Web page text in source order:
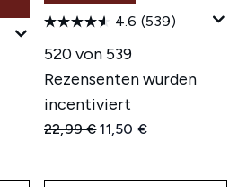
4.6 (539)
520 von 539
Rezensenten wurden
incentiviert
Unverbindliche
22,99 €Aktueller Preis:
11,50 €